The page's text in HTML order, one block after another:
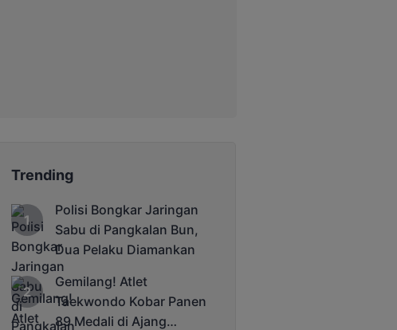
Trending
Polisi Bongkar Jaringan
Sabu di Pangkalan Bun,
Dua Pelaku Diamankan
Gemilang! Atlet
Taekwondo Kobar Panen
89 Medali di Ajang